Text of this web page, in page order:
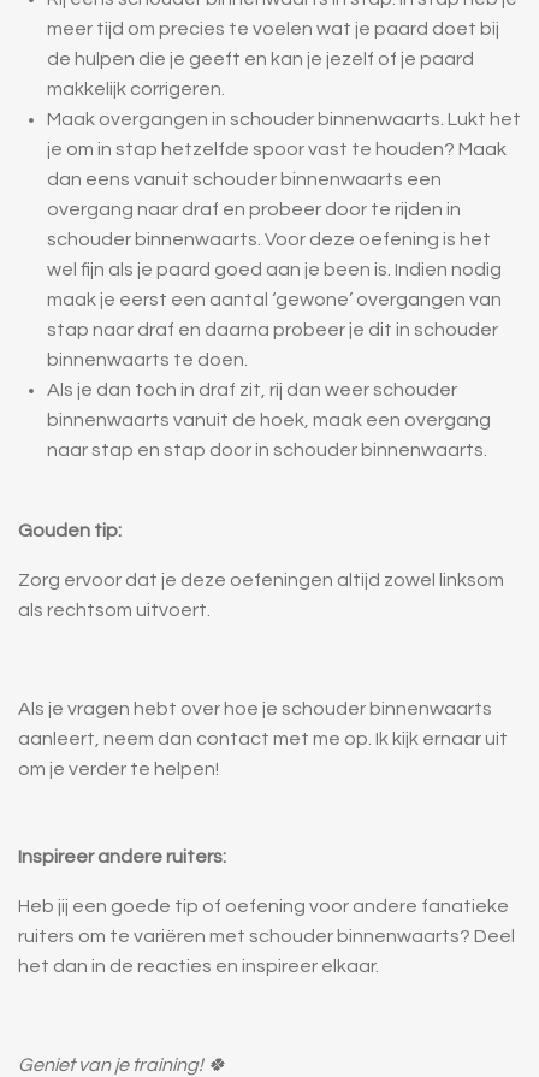
meer tijd om precies te voelen wat je paard doet bij
de hulpen die je geeft en kan je jezelf of je paard
makkelijk corrigeren.
Maak overgangen in schouder binnenwaarts. Lukt het
je om in stap hetzelfde spoor vast te houden? Maak
dan eens vanuit schouder binnenwaarts een
overgang naar draf en probeer door te rijden in
schouder binnenwaarts. Voor deze oefening is het
wel fijn als je paard goed aan je been is. Indien nodig
maak je eerst een aantal ‘gewone’ overgangen van
stap naar draf en daarna probeer je dit in schouder
binnenwaarts te doen.
Als je dan toch in draf zit, rij dan weer schouder
binnenwaarts vanuit de hoek, maak een overgang
naar stap en stap door in schouder binnenwaarts.
Gouden tip:
Zorg ervoor dat je deze oefeningen altijd zowel linksom
als rechtsom uitvoert.
Als je vragen hebt over hoe je schouder binnenwaarts
aanleert, neem dan contact met me op. Ik kijk ernaar uit
om je verder te helpen!
Inspireer andere ruiters:
Heb jij een goede tip of oefening voor andere fanatieke
ruiters om te variëren met schouder binnenwaarts? Deel
het dan in de reacties en inspireer elkaar.
Geniet van je training! 🍀